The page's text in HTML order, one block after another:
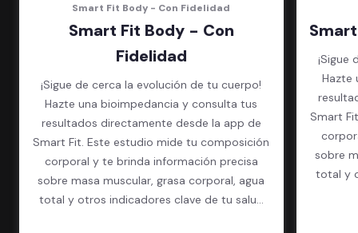
Smart Fit Body - Con Fidelidad
Smart Fit Body - Con
Fidelidad
¡Sigue de cerca la evolución de tu cuerpo!
Hazte una bioimpedancia y consulta tus
resultados directamente desde la app de
Smart Fit. Este estudio mide tu composición
corporal y te brinda información precisa
sobre masa muscular, grasa corporal, agua
total y otros indicadores clave de tu salud
¡Sigue
Hazte
Smart
sobre
total y